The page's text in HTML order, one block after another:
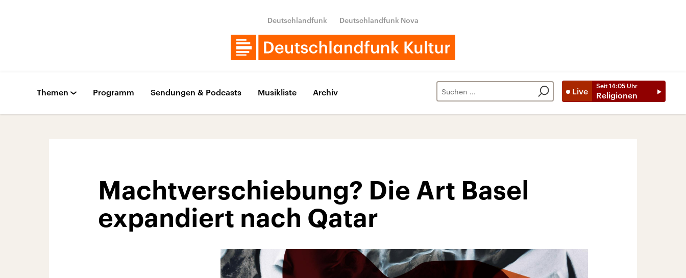
Deutschlandfunk Deutschlandfunk Nova
Live
Seit 14:05 Uhr
Religionen
Themen Programm Sendungen & Podcasts Musikliste Archiv
Machtverschiebung? Die Art Basel
expandiert nach Qatar